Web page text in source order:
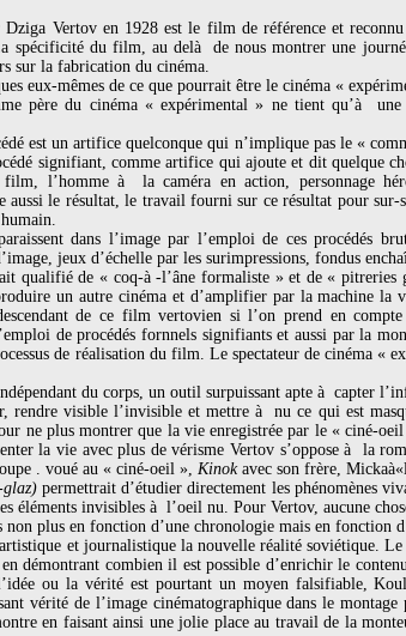
Dziga Vertov en 1928 est le film de référence et
spécificité du film, au delà de nous montrer une
sur la fabrication du cinéma.
eux-mêmes de ce que pourrait être le cinéma «
père du cinéma « expérimental » ne tient qu’à
est un artifice quelconque qui n’implique pas le «
signifiant, comme artifice qui ajoute et dit quelque
l’homme à la caméra en action, personnage
le résultat, le travail fourni sur ce résultat pour
dans l’image par l’emploi de ces procédés
jeux d’échelle par les surimpressions, fondus
qualifié de « coq-à -l’âne formaliste » et de «
un autre cinéma et d’amplifier par la machine la
de ce film vertovien si l’on prend en
de procédés fornnels signifiants et aussi par la
de réalisation du film. Le spectateur de cinéma «
du corps, un outil surpuissant apte à capter
rendre visible l’invisible et mettre à nu ce qui est
ne plus montrer que la vie enregistrée par le « ciné-
la vie avec plus de vérisme Vertov s’oppose à la
. voué au « ciné-oeil », Kinok avec son frère,
glaz)permettrait d’étudier directement les phénomènes
éléments invisibles à l’oeil nu. Pour Vertov, aucune
non plus en fonction d’une chronologie mais en fonction
et journalistique la nouvelle réalité soviétique.
démontrant combien il est possible d’enrichir le
ou la vérité est pourtant un moyen falsifiable,
vérité de l’image cinématographique dans le montage
en faisant ainsi une jolie place au travail de la